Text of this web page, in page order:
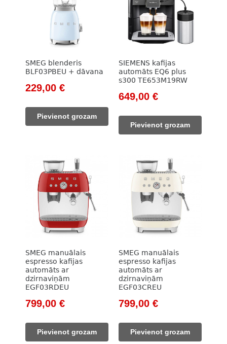
SMEG blenderis
BLF03PBEU + dāvana
Original
was:
262,00 €.
229,00 €Current
Pievienot grozam
SIEMENS kafijas
automāts EQ6 plus
s300 TE653M19RW
Original
was:
730,00 €.
649,00 €Current
Pievienot grozam
SMEG manuālais
espresso kafijas
automāts ar
dzirnaviņām
EGF03RDEU
Original
was:
911,00 €.
799,00 €Current
Pievienot grozam
SMEG manuālais
espresso kafijas
automāts ar
dzirnaviņām
EGF03CREU
Original
was:
911,00 €.
799,00 €Current
Pievienot grozam